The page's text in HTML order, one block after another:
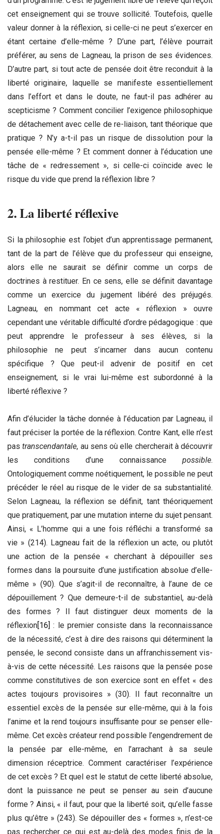
cet enseignement qui se trouve sollicité. Toutefois, quelle
valeur donner à la réflexion, si celle-ci ne peut s’exercer en
étant certaine d’elle-même ? D’une part, l’élève pourrait
préférer, au sens de Lagneau, la prison de ses évidences.
D’autre part, si tout acte de pensée doit être reconduit à la
liberté originaire, laquelle se manifeste essentiellement
dans l’effort et dans le doute, ne faut-il pas adhérer au
scepticisme ? Comment concilier l’exigence philosophique
de détachement avec celle de re-liaison, tant théorique que
pratique ? N’y a-t-il pas un risque de dissolution pour la
pensée elle-même ? Et comment donner à l’éducation une
tâche de « redressement », si celle-ci coïncide avec le
risque du vide que prend la réflexion libre ?
2. La liberté réflexive
Si la philosophie est l’objet d’un apprentissage permanent,
tant de la part de l’élève que du professeur qui enseigne,
alors elle ne saurait se définir comme un corps de
doctrines à restituer. En ce sens, elle se définit davantage
comme un exercice du jugement libéré des préjugés.
Lagneau, en nommant cet acte « réflexion » ouvre
cependant une véritable difficulté d’ordre pédagogique : que
peut apprendre le professeur à ses élèves, si la
philosophie ne peut s’incarner dans aucun contenu
spécifique ? Que peut-il advenir de positif en cet
enseignement, si le vrai lui-même est subordonné à la
liberté réflexive ?
Afin d’élucider la tâche donnée à l’éducation par Lagneau, il
faut préciser la portée de la réflexion. Contre Kant, elle n’est
pastranscendantale, au sens où elle chercherait à découvrir
les conditions d’une connaissance possible.
Ontologiquement comme noétiquement, le possible ne peut
précéder le réel au risque de le vider de sa substantialité.
Selon Lagneau, la réflexion se définit, tant théoriquement
que pratiquement, par une mutation interne du sujet pensant.
Ainsi, « L’homme qui a une fois réfléchi a transformé sa
vie » (214). Lagneau fait de la réflexion un acte, ou plutôt
une action de la pensée « cherchant à dépouiller ses
formes dans la poursuite d’une justification absolue d’elle-
même » (90). Que s’agit-il de reconnaître, à l’aune de ce
dépouillement ? Que demeure-t-il de substantiel, au-delà
des formes ? Il faut distinguer deux moments de la
réflexion[16] : le premier consiste dans la reconnaissance
de la nécessité, c’est à dire des raisons qui déterminent la
pensée, le second consiste dans un affranchissement vis-
à-vis de cette nécessité. Les raisons que la pensée pose
comme constitutives de son exercice sont en effet « des
actes toujours provisoires » (30). Il faut reconnaître un
essentiel excès de la pensée sur elle-même, qui à la fois
l’anime et la rend toujours insuffisante pour se penser elle-
même. Cet excès créateur rend possible l’engendrement de
la pensée par elle-même, en l’arrachant à sa seule
dimension réceptrice. Comment caractériser l’expérience
de cet excès ? Et quel est le statut de cette liberté absolue,
dont la puissance ne peut se penser au sein d’aucune
forme ? Ainsi, « il faut, pour que la liberté soit, qu’elle fasse
plus qu’être » (243). Se dépouiller des « formes », n’est-ce
pas rechercher ce qui est au-delà des modes finis de la